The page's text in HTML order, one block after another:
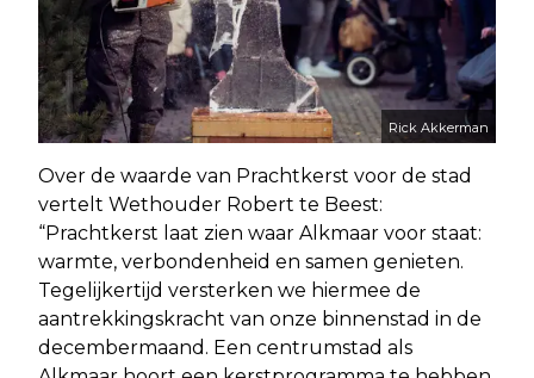
Rick Akkerman
Over de waarde van Prachtkerst voor de stad
vertelt Wethouder Robert te Beest:
“Prachtkerst laat zien waar Alkmaar voor staat:
warmte, verbondenheid en samen genieten.
Tegelijkertijd versterken we hiermee de
aantrekkingskracht van onze binnenstad in de
decembermaand. Een centrumstad als